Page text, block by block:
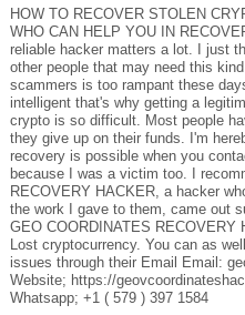
HOW TO RECOVER STOLEN
WHO CAN HELP YOU IN
reliable hacker matters a lot. I just
other people that may need this
scammers is too rampant these
intelligent that's why getting a
crypto is so difficult. Most people
they give up on their funds. I'm
recovery is possible when you
because I was a victim too. I
RECOVERY HACKER, a hacker
the work I gave to them, came out
GEO COORDINATES RECOVERY
Lost cryptocurrency. You can as
issues through their Email Email:
Website; https://
Whatsapp; +1 ( 579 ) 397 1584